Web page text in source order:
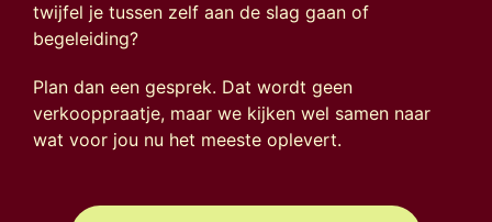
twijfel je tussen zelf aan de slag gaan of
begeleiding?
Plan dan een gesprek. Dat wordt geen
verkooppraatje, maar we kijken wel samen naar
wat voor jou nu het meeste oplevert.